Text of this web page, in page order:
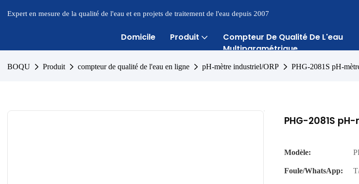
Expert en mesure de la qualité de l'eau et en projets de traitement de l'eau depuis 2007
Domicile Produit
Compteur De Qualité De L'eau
Multiparamétrique
BOQU Produit compteur de qualité de l'eau en ligne pH-mètre industriel/ORP PHG-2081S pH-
PHG-2081S
Modèle:
Foule/WhatsApp: